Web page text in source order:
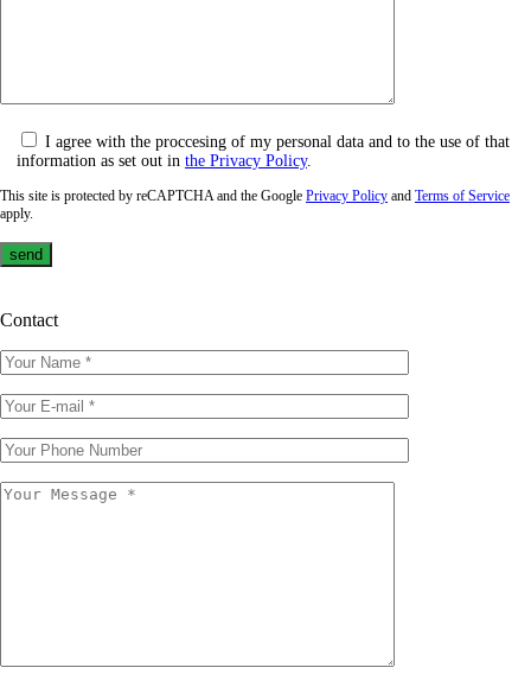
I agree with the proccesing of my personal data and to the use of that
information as set out in the Privacy Policy.
This site is protected by reCAPTCHA and the Google Privacy Policy and Terms of Service
apply.
Contact